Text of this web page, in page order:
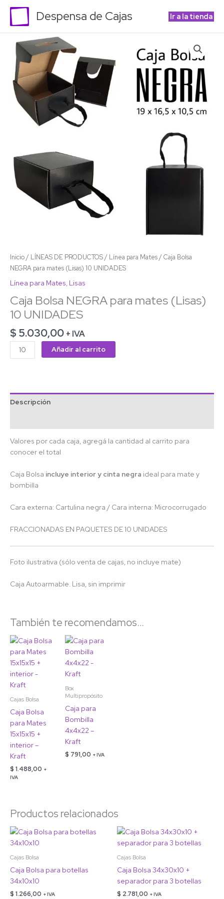
contenido
Despensa de Cajas Ir a la tienda
Inicio/ LÍNEAS DE PRODUCTOS/ Línea para Mates/ Caja Bolsa
NEGRA para mates (Lisas) 10 UNIDADES
Línea para Mates, Lisas
Caja Bolsa NEGRA para mates (Lisas)
10 UNIDADES
$ 5.030,00 + IVA
Bolsa
NEGRA
para
mates
(Lisas)
UNIDADES
cantidad
Añadir al carrito
Descripción
Valores por cada caja, agregá la cantidad al carrito para
conocer el total
Caja Bolsa incluye interior y cinta negra ideal para mate y
bombilla
Cara externa: Cartulina negra / Cara interna: Microcorrugado
FRACCIONADAS EN PAQUETES DE 10 UNIDADES
Foto ilustrativa (sólo venta de cajas, no incluye mate)
Caja Autoarmable. Lisa, sin imprimir
También te recomendamos…
Cajas Bolsa
Caja Bolsa
para Mates
15x15x15 +
interior –
Kraft
$ 1.488,00 +
IVA
Box
Multipropósito
Caja para
Bombilla
4x4x22 –
Kraft
$ 791,00 + IVA
Productos relacionados
Cajas Bolsa
Caja Bolsa para botellas
34x10x10
$ 1.266,00 + IVA
Cajas Bolsa
Caja Bolsa 34x30x10 +
separador para 3 botellas
$ 2.781,00 + IVA